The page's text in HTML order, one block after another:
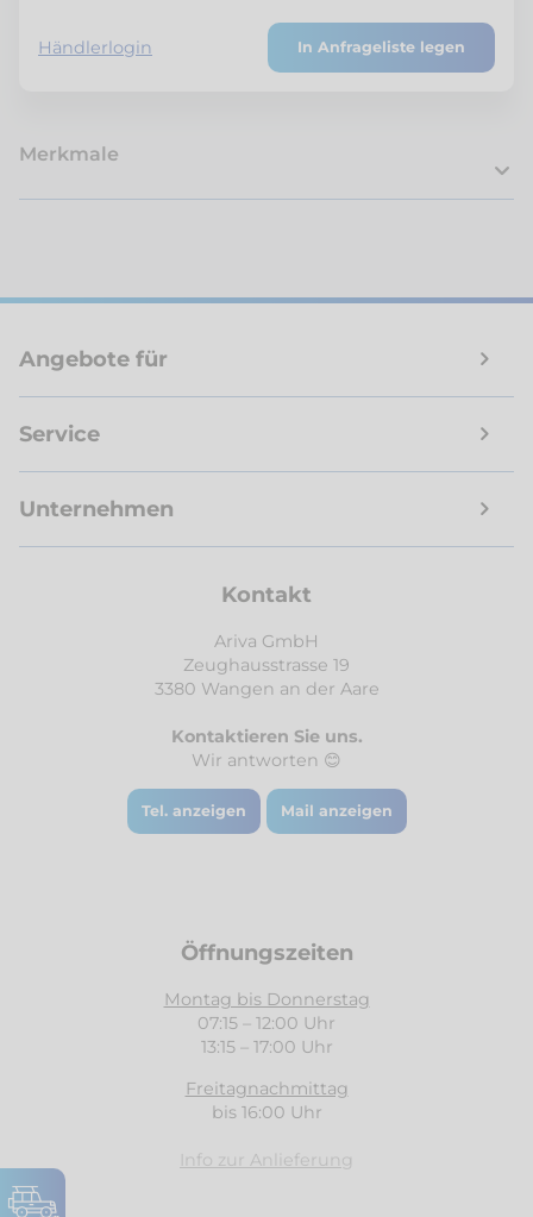
Händlerlogin In Anfrageliste legen
Merkmale
Angebote für
Service
Unternehmen
Kontakt
Ariva GmbH
Zeughausstrasse 19
3380 Wangen an der Aare
Kontaktieren Sie uns.
Wir antworten 😊
Tel. anzeigen Mail anzeigen
Öffnungszeiten
Montag bis Donnerstag
07:15 – 12:00 Uhr
13:15 – 17:00 Uhr
Freitagnachmittag
bis 16:00 Uhr
Info zur Anlieferung